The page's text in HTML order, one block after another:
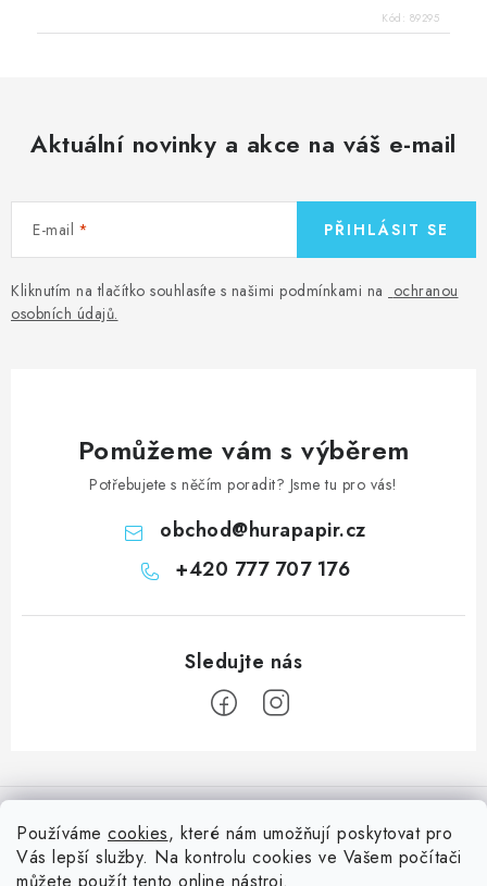
Používáme cookies, které nám umožňují poskytovat pro
Vás lepší služby. Na kontrolu cookies ve Vašem počítači
Kód: 89295
Aktuální novinky a akce na váš e-mail
E-mail
Kliknutím na tlačítko souhlasíte s našimi podmínkami na ochranou
osobních údajů.
PŘIHLÁSIT SE
Pomůžeme vám s výběrem
Potřebujete s něčím poradit? Jsme tu pro vás!
obchod@hurapapir.cz
+420 777 707 176
á
Doprava
Nepřehlédněte